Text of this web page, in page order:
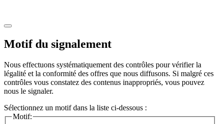
Motif du signalement
Nous effectuons systématiquement des contrôles pour vérifier la
légalité et la conformité des offres que nous diffusons. Si malgré ces
contrôles vous constatez des contenus inappropriés, vous pouvez
nous le signaler.
Sélectionnez un motif dans la liste ci-dessous :
Motif: